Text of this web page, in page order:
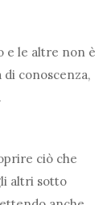
e le altre non è
di conoscenza,
.
ciò che
altri sotto